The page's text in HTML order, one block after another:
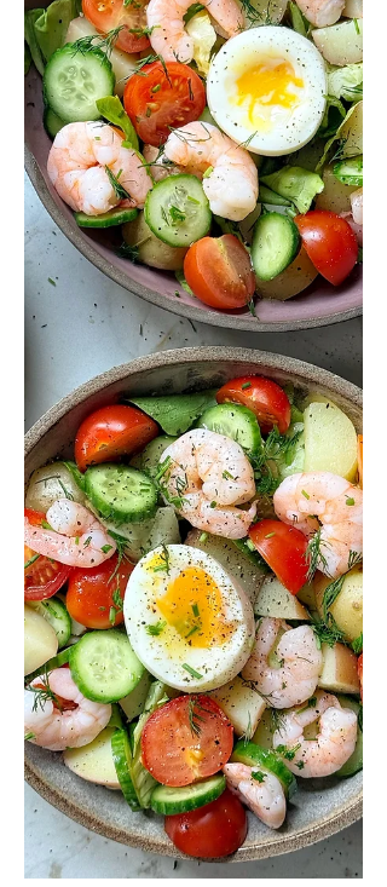
malse kip, krokante sla,
Parmezaanse kaas en een romige
dressing. Snel klaar en heerlijk als
lichte maaltijd of lunch.